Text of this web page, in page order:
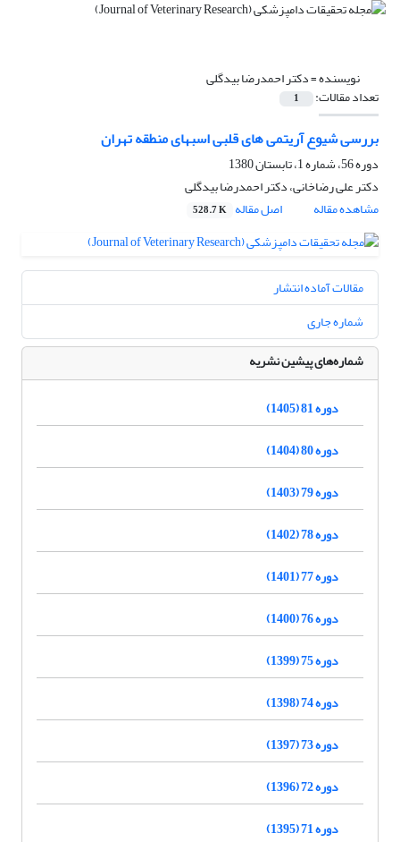
نویسنده =دکتر احمدرضا بیدگلی
تعداد مقالات: 1
بررسی شیوع آریتمی های قلبی اسبهای منطقه تهران
دوره 56، شماره 1، تابستان 1380
دکتر علی رضاخانی، دکتر احمدرضا بیدگلی
مشاهده مقاله
اصل مقاله 528.7 K
مقالات آماده انتشار
شماره جاری
شماره‌های پیشین نشریه
دوره 81 (1405)
دوره 80 (1404)
دوره 79 (1403)
دوره 78 (1402)
دوره 77 (1401)
دوره 76 (1400)
دوره 75 (1399)
دوره 74 (1398)
دوره 73 (1397)
دوره 72 (1396)
دوره 71 (1395)